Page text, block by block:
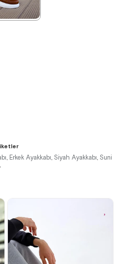
, Erkek Ayakkabı, Siyah Ayakkabı, Suni
,